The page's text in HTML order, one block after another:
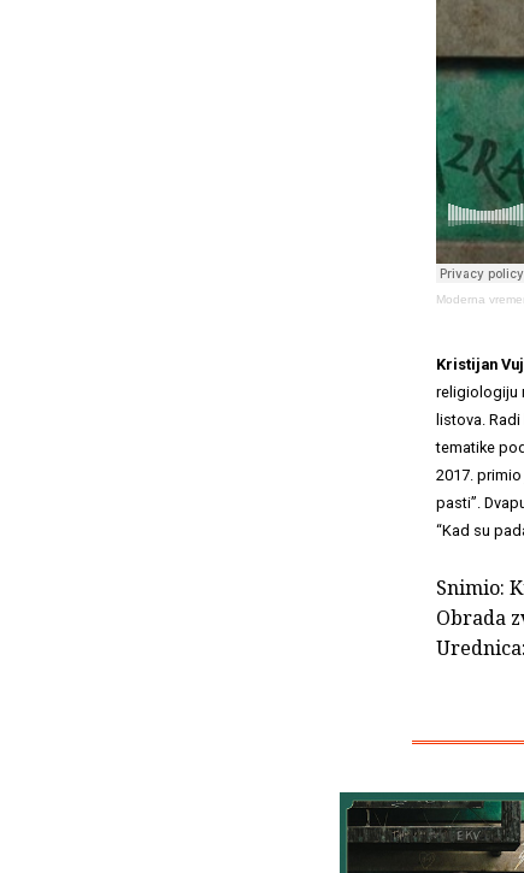
Moderna
Kristijan
religiologiju
listova.
tematike
2017.
pasti”.
“Kad su
Snimio:
Obrada